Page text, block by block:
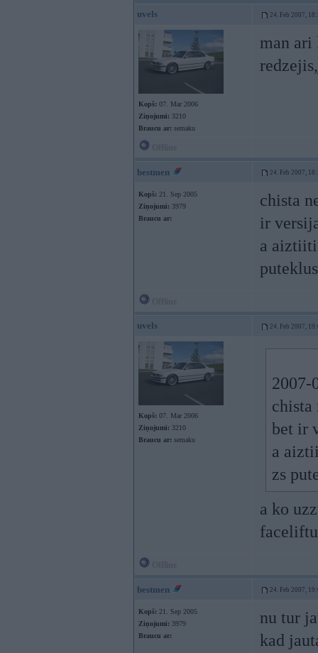
uvels 24. Feb 2007,
Kopš: 07. Mar 2006
Ziņojumi: 3210
Braucu ar: semaku
man ari
bestmen 24. Feb 2007,
Kopš: 21. Sep 2005
Ziņojumi: 3979
Braucu ar:
chista
ir
a
uvels 24. Feb 2007,
Kopš: 07. Mar 2006
Ziņojumi: 3210
Braucu ar: semaku
2007-
chista
bet ir
a
zs
a ko
bestmen 24. Feb 2007,
Kopš: 21. Sep 2005
Ziņojumi: 3979
Braucu ar:
nu tur
kad